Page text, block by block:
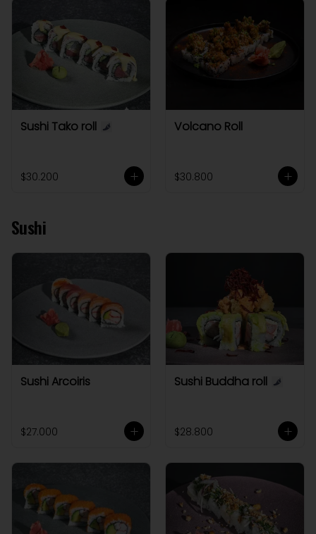
Sushi Tako roll
$30.200
Volcano Roll
$30.800
Sushi
Sushi Arcoiris
$27.000
Sushi Buddha roll
$28.800